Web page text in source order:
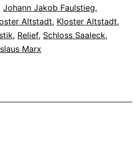
Johann Jakob Faulstieg,
Altstadt, Kloster Altstadt,
, Relief, Schloss Saaleck,
Marx